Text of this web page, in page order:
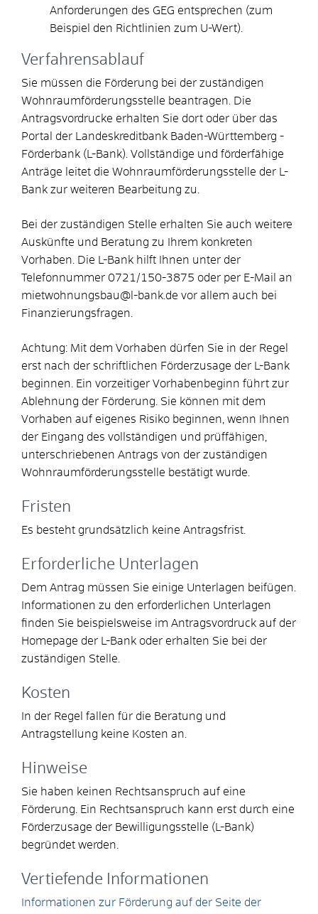
Anforderungen des GEG entsprechen (zum
Beispiel den Richtlinien zum U-Wert).
Verfahrensablauf
Sie müssen die Förderung bei der zuständigen
Wohnraumförderungsstelle beantragen. Die
Antragsvordrucke erhalten Sie dort oder über das
Portal der Landeskreditbank Baden-Württemberg -
Förderbank (L-Bank). Vollständige und förderfähige
Anträge leitet die Wohnraumförderungsstelle der L-
Bank zur weiteren Bearbeitung zu.
Bei der zuständigen Stelle erhalten Sie auch weitere
Auskünfte und Beratung zu Ihrem konkreten
Vorhaben. Die L-Bank hilft Ihnen unter der
Telefonnummer 0721/150-3875 oder per E-Mail an
mietwohnungsbau@l-bank.de vor allem auch bei
Finanzierungsfragen.
Achtung: Mit dem Vorhaben dürfen Sie in der Regel
erst nach der schriftlichen Förderzusage der L-Bank
beginnen. Ein vorzeitiger Vorhabenbeginn führt zur
Ablehnung der Förderung. Sie können mit dem
Vorhaben auf eigenes Risiko beginnen, wenn Ihnen
der Eingang des vollständigen und prüffähigen,
unterschriebenen Antrags von der zuständigen
Wohnraumförderungsstelle bestätigt wurde.
Fristen
Es besteht grundsätzlich keine Antragsfrist.
Erforderliche Unterlagen
Dem Antrag müssen Sie einige Unterlagen beifügen.
Informationen zu den erforderlichen Unterlagen
finden Sie beispielsweise im Antragsvordruck auf der
Homepage der L-Bank oder erhalten Sie bei der
zuständigen Stelle.
Kosten
In der Regel fallen für die Beratung und
Antragstellung keine Kosten an.
Hinweise
Sie haben keinen Rechtsanspruch auf eine
Förderung. Ein Rechtsanspruch kann erst durch eine
Förderzusage der Bewilligungsstelle (L-Bank)
begründet werden.
Vertiefende Informationen
Informationen zur Förderung auf der Seite der